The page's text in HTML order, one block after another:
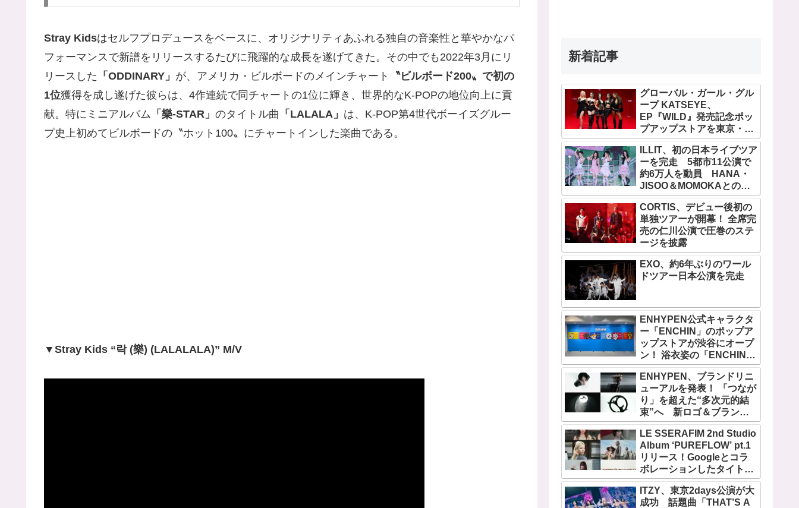
Stray Kidsはセルフプロデュースをベースに、オリジナリティあふれる独自の音楽性と華やかなパ
フォーマンスで新譜をリリースするたびに飛躍的な成長を遂げてきた。その中でも2022年3月にリ
リースした 「ODDINARY」 が、アメリカ・ビルボードのメインチャート
〝ビルボード200〟で初の
1位獲得を成し遂げた彼らは、4作連続で同チャートの1位に輝き、世界的なK-POPの地位向上に貢
献。特にミニアルバム 「樂-STAR」 のタイトル曲 「LALALA」 は、K-POP第4世代ボーイズグルー
プ史上初めてビルボードの〝ホット100〟にチャートインした楽曲である。
▼Stray Kids “락 (樂) (LALALALA)” M/V
新着記事
グローバル・ガール・グル
ープ KATSEYE、
EP『WILD』発売記念ポッ
プアップストアを東京・原
宿で開催 限定グッズも登
場ILLIT、初の日本ライブツア
ーを完走 5都市11公演で
約6万人を動員 HANA・
JISOO＆MOMOKAとのス
ペシャルコラボも実現
CORTIS、デビュー後初の
単独ツアーが開幕！ 全席完
売の仁川公演で圧巻のステ
ージを披露
EXO、約6年ぶりのワール
ドツアー日本公演を完走
ENHYPEN公式キャラクタ
ー「ENCHIN」のポップア
ップストアが渋谷にオープ
ン！ 浴衣姿の「ENCHIN」
が登場
ENHYPEN、ブランドリニ
ューアルを発表！ 「つなが
り」を超えた“多次元的結
束”へ 新ロゴ＆ブランド
フィルム公開
LE SSERAFIM 2nd Studio
Album ‘PUREFLOW’ pt.1
リリース！Googleとコラ
ボレーションしたタイトル
曲「BOOMPALA」MVも公
開
ITZY、東京2days公演が大
成功 話題曲「THAT’S A